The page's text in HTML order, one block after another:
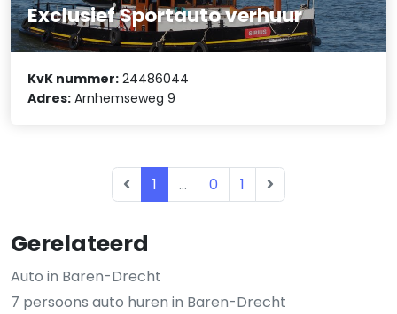
Gerelateerd
Auto in Baren-Drecht
7 persoons auto huren in Baren-Drecht
Exclusief Sportauto verhuur
KvK nummer: 24486044
Adres: Arnhemseweg 9
1 ... 0 1